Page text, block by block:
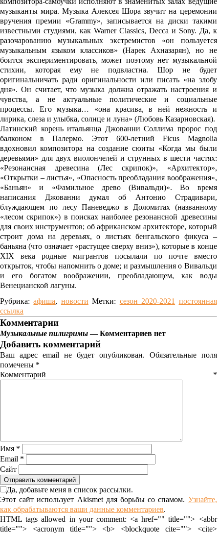
музыканты мира. Музыка Алексея Шора звучит на церемонии
вручения премии «Grammy», записывается на диски такими
известными студиями, как Warner Classics, Decca и Sony. Да, к
разочарованию музыкальных экстремистов «он пользуется
музыкальным языком классиков» (Нарек Ахназарян), но не
боится экспериментировать, может поэтому нет музыкальной
стихии, которая ему не подвластна. Шор не будет
оригинальничать ради оригинальности или писать «на злобу
дня». Он считает, что музыка должна отражать настроения и
чувства, а не актуальные политические и социальные
процессы. Его музыка… «она красива, в ней нежность и
лирика, слеза и улыбка, солнце и луна» (Любовь Казарновская).
Латинский корень итальянца Джованни Соллима пророс под
балконом в Палермо. Этот 600-летний Ficus Magnolia
вдохновил композитора на создание сюиты «Когда мы были
деревьями» для двух виолончелей и струнных в шести частях:
«Резонансная древесина (Лес скрипок)», «Архитектор»,
«Открытки – листья», «Опасность преобладания воображения»,
«Баньян» и «Фамильное древо (Вивальди)». Во время
написания Джованни думал об Антонио Страдивари,
блуждающем по лесу Паневеджо в Доломитах (названному
«лесом скрипок») в поисках наиболее резонансной древесины
для своих инструментов; об африканском архитекторе, который
строит дома на деревьях, о листьях бенгальского фикуса –
баньяна (что означает «растущее сверху вниз»), которые в конце
XIX века родные мигрантов посылали по почте вместо
открыток, чтобы напомнить о доме; и размышления о Вивальди
и его богатом воображении, преобладающем, как воды
Венецианской лагуны.
Рубрика: афиша, новости Метки: сезон 2020-2021 постоянная
ссылка
Комментарии
Музыкальные пилигримы— Комментариев нет
Добавить комментарий
Ваш адрес email не будет опубликован.
Обязательные поля
помечены *
Комментарий *
Имя *
Email *
Сайт
Да, добавьте меня в список рассылки.
Этот сайт использует Akismet для борьбы со спамом. Узнайте,
как обрабатываются ваши данные комментариев.
HTML tags allowed in your comment: <a href="" title=""> <abbr
title=""> <acronym title=""> <b> <blockquote cite=""> <cite>